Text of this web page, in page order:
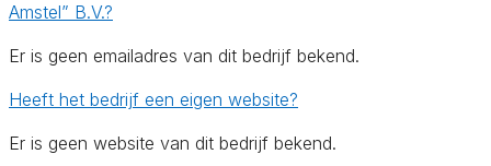
Amstel” B.V.?
Er is geen emailadres van dit bedrijf bekend.
Heeft het bedrijf een eigen website?
Er is geen website van dit bedrijf bekend.